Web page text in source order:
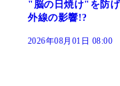
"脳の日焼け"を防
外線の影響!?
2026年08月01日 08:00